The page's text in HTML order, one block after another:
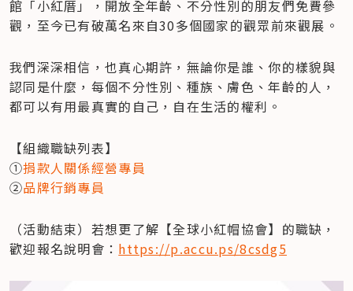
館「小紅厝」，開放全年齡、不分性別的朋友們免費參
觀，至今已有破萬名來自30多個國家的觀眾前來觀展。
我們深深相信，也真心期許，無論你是誰、你的樣貌與
認同是什麼，每個不分性別、種族、膚色、年齡的人，
都可以有用最真實的自己，自在生活的權利。
【組織職缺列表】
①捐款人關係經營專員
②品牌行銷專員
（活動結束）若想更了解【全球小紅帽協會】的職缺，
歡迎報名說明會： https://p.accu.ps/8csdg5